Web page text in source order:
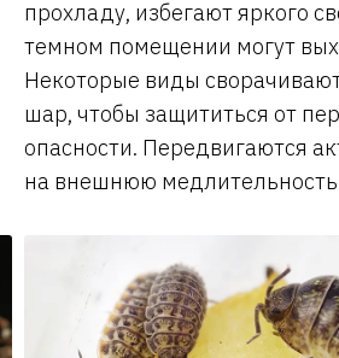
прохладу, избегают яркого
темном помещении могут
Некоторые виды
шар, чтобы защититься от
опасности. Передвигаются
на внешнюю